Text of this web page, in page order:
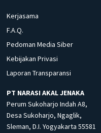
Kerjasama
F.A.Q.
Pedoman Media Siber
Kebijakan Privasi
Laporan Transparansi
PT NARASI AKAL JENAKA
Perum Sukoharjo Indah A8,
Desa Sukoharjo, Ngaglik,
Sleman, D.I. Yogyakarta 55581